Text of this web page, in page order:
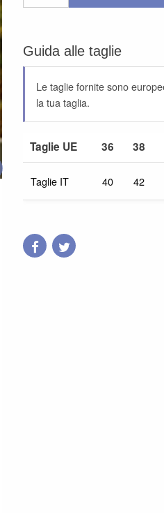
Guida alle taglie
Le taglie fornite sono
la tua taglia.
Taglie UE 36 38
Taglie IT 40 42